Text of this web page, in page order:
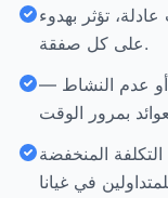
تؤثر بهدوء
على كل صفقة.
أو عدم النشاط —
المنخفضة